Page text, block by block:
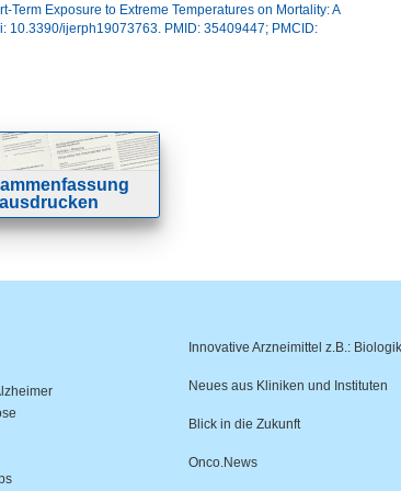
Term Exposure to Extreme Temperatures on Mortality: A
10.3390/ijerph19073763. PMID: 35409447; PMCID:
ausdrucken
Innovative Arzneimittel z.B.:
Neues aus Kliniken und Instituten
Blick in die Zukunft
Onco.News